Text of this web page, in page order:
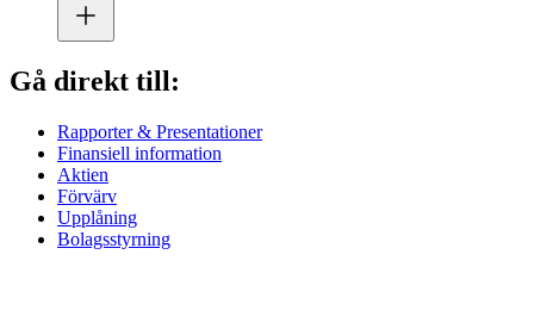
Gå direkt till:
Rapporter & Presentationer
Finansiell information
Aktien
Förvärv
Upplåning
Bolagsstyrning